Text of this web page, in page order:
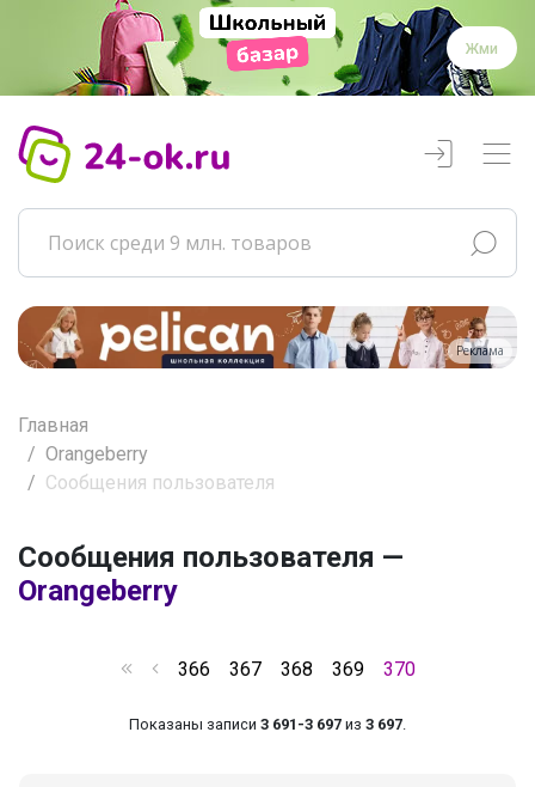
Жми
Реклама
Главная
Orangeberry
Сообщения пользователя
Сообщения пользователя —
Orangeberry
366 367 368 369 370
Показаны записи 3 691-3 697 из 3 697